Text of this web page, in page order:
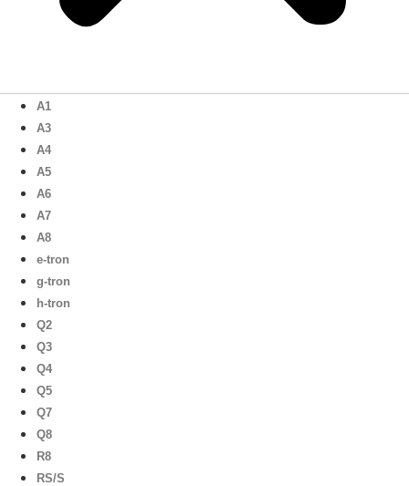
A1
A3
A4
A5
A6
A7
A8
e-tron
g-tron
h-tron
Q2
Q3
Q4
Q5
Q7
Q8
R8
RS/S